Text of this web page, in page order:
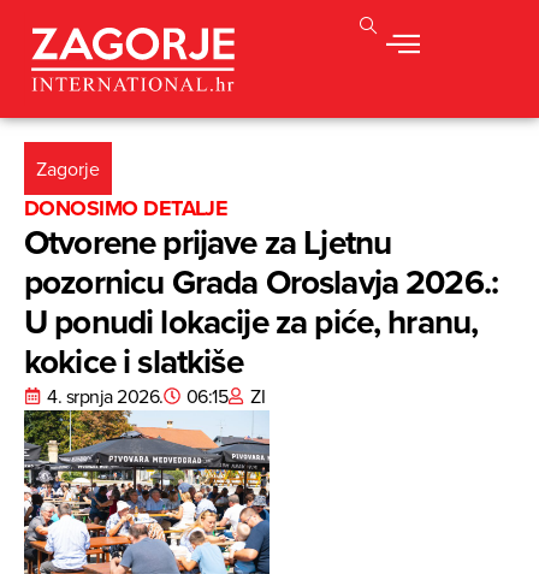
Zagorje
DONOSIMO DETALJE
Otvorene prijave za Ljetnu
pozornicu Grada Oroslavja 2026.:
U ponudi lokacije za piće, hranu,
kokice i slatkiše
4. srpnja 2026. 06:15 ZI